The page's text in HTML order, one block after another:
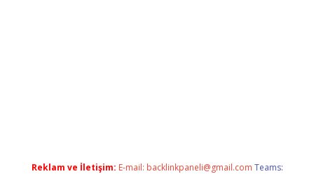
Reklam ve İletişim: E-mail: backlinkpaneli@gmail.com Teams: